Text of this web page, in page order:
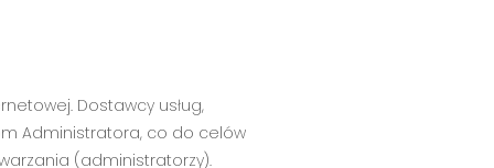
Dostawcy usług,
Administratora, co do celów
(administratorzy).